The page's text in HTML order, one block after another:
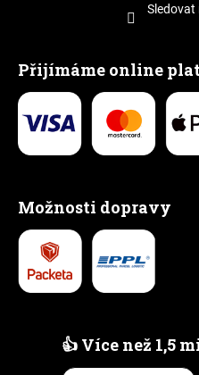
Přijímáme online
Možnosti dopravy
👍 Více než 1,5